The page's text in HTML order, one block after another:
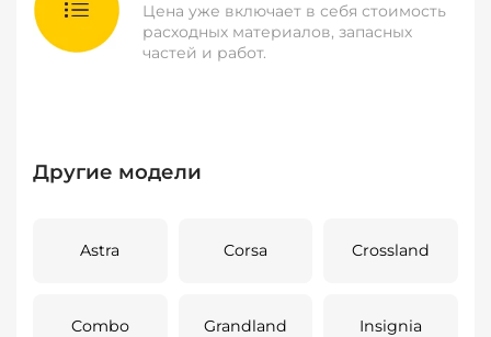
Цена уже включает в себя стоимость
расходных материалов, запасных
частей и работ.
Другие модели
Astra Corsa Crossland
Combo Grandland Insignia